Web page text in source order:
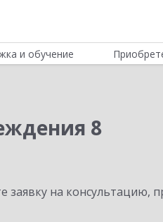
и обучение
8
на консультацию,